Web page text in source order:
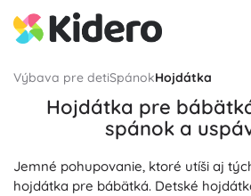
Výbava pre detiSpánokHojdátka
Hojdátka pre
spánok a
Jemné pohupovanie, ktoré utíši aj
hojdátka pre bábätká. Detské